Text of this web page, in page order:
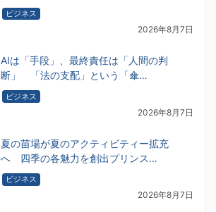
ビジネス
2026年8月7日
AIは「手段」、最終責任は「人間の判
断」 「法の支配」という「傘…
ビジネス
2026年8月7日
夏の苗場が夏のアクティビティー拡充
へ 四季の各魅力を創出プリンス…
ビジネス
2026年8月7日